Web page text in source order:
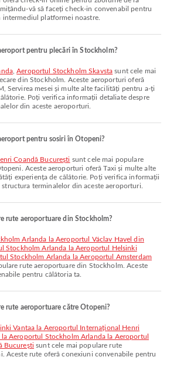
vă să faceți check-in convenabil pentru
platformei noastre.
pentru plecări în Stockholm?
,Aeroportul Stockholm Skavsta sunt cele mai
din Stockholm. Aceste aeroporturi oferă
Servirea mesei și multe alte facilități pentru a-ți
Poți verifica informații detaliate despre
din aceste aeroporturi.
pentru sosiri în Otopeni?
Coandă București sunt cele mai populare
Aceste aeroporturi oferă Taxi și multe alte
experiența de călătorie. Poți verifica informații
terminalelor din aceste aeroporturi.
rute aeroportuare din Stockholm?
Stockholm Arlanda la Aeroportul Helsinki
Stockholm Arlanda la Aeroportul Amsterdam
rute aeroportuare din Stockholm. Aceste
pentru călătoria ta.
rute aeroportuare către Otopeni?
la Aeroportul Stockholm Arlanda la Aeroportul
București sunt cele mai populare rute
Aceste rute oferă conexiuni convenabile pentru